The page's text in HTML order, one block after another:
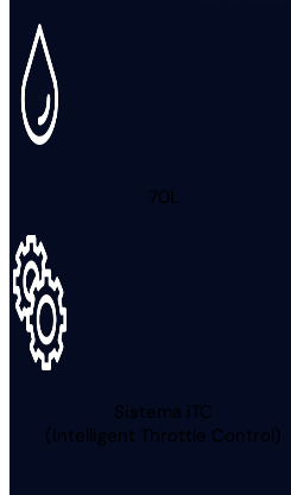
70L
Sistema iTC
(Intelligent Throttle Control)